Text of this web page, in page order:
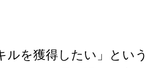
ルを獲得したい」とい